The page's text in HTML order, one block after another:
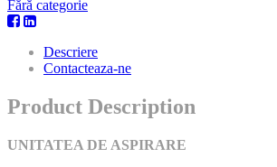
Fără categorie
Descriere
Contacteaza-ne
Product Description
UNITATEA DE ASPIRARE